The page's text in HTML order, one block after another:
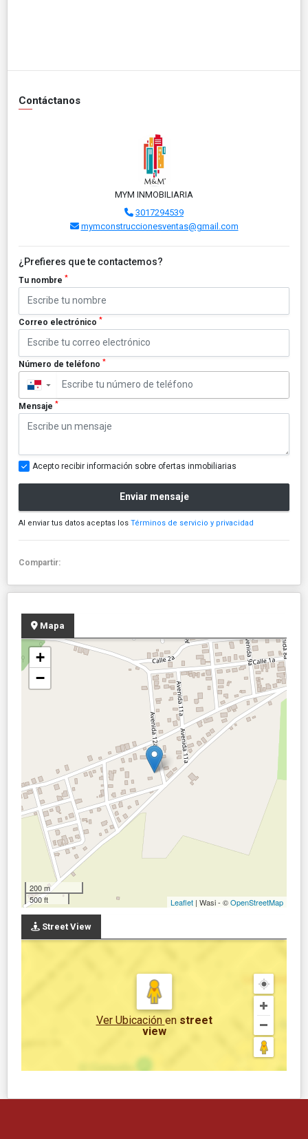
Contáctanos
MYM INMOBILIARIA
3017294539
mymconstruccionesventas@gmail.com
¿Prefieres que te contactemos?
Tu nombre *
Correo electrónico *
Número de teléfono *
▼
Mensaje *
Acepto recibir información sobre ofertas inmobiliarias
Enviar mensaje
Al enviar tus datos aceptas los Términos de servicio y privacidad
Compartir:
Mapa
+
−
200 m
500 ft
Leaflet | Wasi - ©OpenStreetMap
Street View
Ver Ubicación en street
view